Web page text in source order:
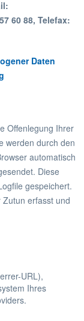
60 88, Telefax:
Daten
Offenlegung Ihrer
werden durch den
automatisch
Diese
gespeichert.
erfasst und
URL),
Ihres